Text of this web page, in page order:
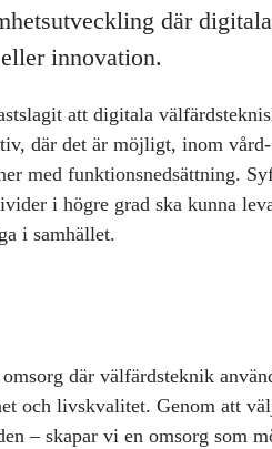
där digitala
innovation.
att digitala
där det är möjligt, inom
med funktionsnedsättning.
i högre grad ska kunna
i samhället.
där välfärdsteknik
och livskvalitet. Genom att
– skapar vi en omsorg som